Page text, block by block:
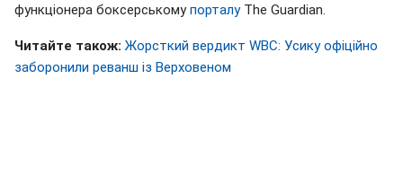
функціонера боксерськомупорталуThe Guardian.
Читайте також: Жорсткий вердикт WBC: Усику офіційно
заборонили реванш із Верховеном